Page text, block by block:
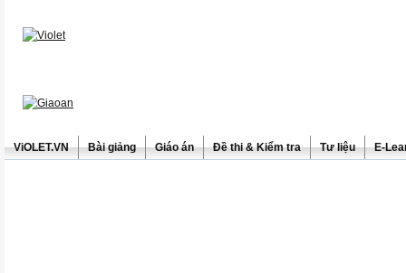
ViOLET.VN Bài giảng Giáo án Đề thi & Kiểm tra Tư liệu E-